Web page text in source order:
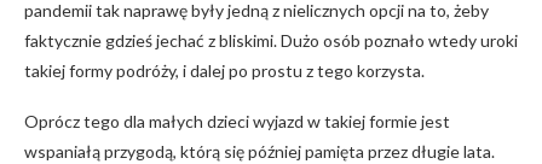
pandemii tak naprawę były jedną z nielicznych opcji na to, żeby
faktycznie gdzieś jechać z bliskimi. Dużo osób poznało wtedy uroki
takiej formy podróży, i dalej po prostu z tego korzysta.
Oprócz tego dla małych dzieci wyjazd w takiej formie jest
wspaniałą przygodą, którą się później pamięta przez długie lata.